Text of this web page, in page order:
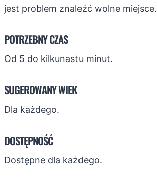
jest problem znaleźć wolne miejsce.
POTRZEBNY CZAS
Od 5 do kilkunastu minut.
SUGEROWANY WIEK
Dla każdego.
DOSTĘPNOŚĆ
Dostępne dla każdego.